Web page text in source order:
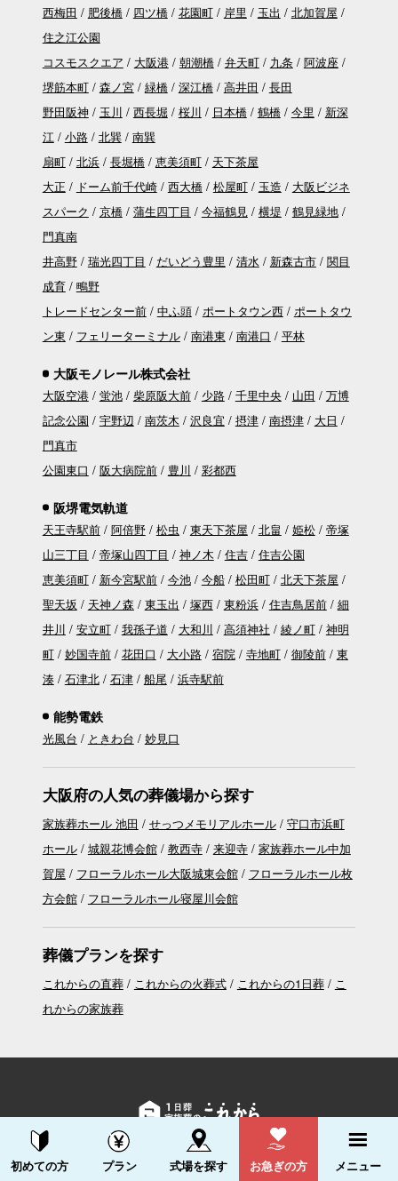
西梅田
肥後橋 四ツ橋 花園町 岸里 玉出
北加賀屋
住之江公園
コスモスクエア
大阪港 朝潮橋 弁天町 九条
阿波座
堺筋本町
森ノ宮 緑橋 深江橋 高井田
長田
野田阪神
玉川 西長堀 桜川 日本橋 鶴橋 今里
新深
江
小路 北巽
南巽
扇町
北浜 長堀橋 恵美須町
天下茶屋
大正
ドーム前千代崎 西大橋 松屋町 玉造
大阪ビジネ
スパーク
京橋 蒲生四丁目 今福鶴見 横堤
鶴見緑地
門真南
井高野
瑞光四丁目 だいどう豊里 清水 新森古市
関目
成育
鴫野
トレードセンター前
中ふ頭 ポートタウン西
ポートタウ
ン東
フェリーターミナル 南港東 南港口 平林
大阪モノレール株式会社
大阪空港 蛍池 柴原阪大前 少路 千里中央 山田
万博
記念公園
宇野辺 南茨木 沢良宜 摂津 南摂津
大日
門真市
公園東口
阪大病院前 豊川 彩都西
阪堺電気軌道
天王寺駅前 阿倍野 松虫 東天下茶屋 北畠 姫松
帝塚
山三丁目
帝塚山四丁目 神ノ木 住吉
住吉公園
恵美須町
新今宮駅前 今池 今船 松田町
北天下茶屋
聖天坂
天神ノ森 東玉出 塚西 東粉浜 住吉鳥居前
細
井川
安立町 我孫子道 大和川 高須神社 綾ノ町
神明
町
妙国寺前 花田口 大小路 宿院 寺地町 御陵前
東
湊
石津北 石津 船尾 浜寺駅前
能勢電鉄
光風台 ときわ台 妙見口
大阪府の人気の葬儀場から探す
家族葬ホール 池田 せっつメモリアルホール
守口市浜町
ホール
城親花博会館 教西寺 来迎寺
家族葬ホール中加
賀屋
フローラルホール大阪城東会館
フローラルホール枚
方会館
フローラルホール寝屋川会館
葬儀プランを探す
これからの直葬 これからの火葬式 これからの1日葬
こ
れからの家族葬
運営会社 ：株式会社 ALL in プライバシーポリシー
© ALL in Co., Ltd. All Rights Reserved.
資料請求する 電話をかける
初めての方 プラン 式場を探す お急ぎの方 メニュー